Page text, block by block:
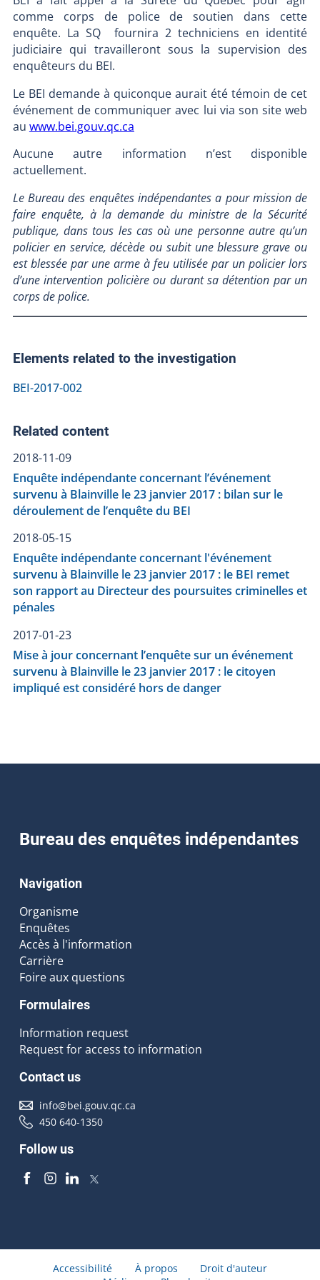
comme corps de police de soutien dans cette
enquête. La SQ fournira 2 techniciens en identité
judiciaire qui travailleront sous la supervision des
enquêteurs du BEI.
Le BEI demande à quiconque aurait été témoin de cet
événement de communiquer avec lui via son site web
au www.bei.gouv.qc.ca
Aucune autre information n’est disponible
actuellement.
Le Bureau des enquêtes indépendantes a pour mission de
faire enquête, à la demande du ministre de la Sécurité
publique, dans tous les cas où une personne autre qu’un
policier en service, décède ou subit une blessure grave ou
est blessée par une arme à feu utilisée par un policier lors
d’une intervention policière ou durant sa détention par un
corps de police.
Elements related to the investigation
BEI-2017-002
Related content
2018-11-09
Enquête indépendante concernant l’événement
survenu à Blainville le 23 janvier 2017 : bilan sur le
déroulement de l’enquête du BEI
2018-05-15
Enquête indépendante concernant l'événement
survenu à Blainville le 23 janvier 2017 : le BEI remet
son rapport au Directeur des poursuites criminelles et
pénales
2017-01-23
Mise à jour concernant l’enquête sur un événement
survenu à Blainville le 23 janvier 2017 : le citoyen
impliqué est considéré hors de danger
Bureau des enquêtes indépendantes
Navigation
Organisme
Enquêtes
Accès à l'information
Carrière
Foire aux questions
Formulaires
Information request
Request for access to information
Contact us
info@bei.gouv.qc.ca
450 640-1350
Follow us
Accessibilité À propos
Droit d'auteur